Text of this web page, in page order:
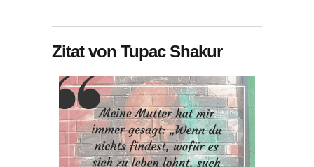
Zitat von Tupac Shakur